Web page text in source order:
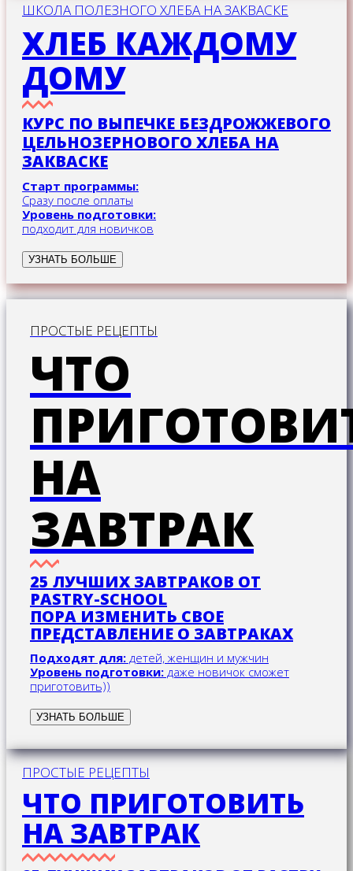
ШКОЛА ПОЛЕЗНОГО ХЛЕБА НА ЗАКВАСКЕ
ХЛЕБ КАЖДОМУ
ДОМУ
КУРС ПО ВЫПЕЧКЕ БЕЗДРОЖЖЕВОГО
ЦЕЛЬНОЗЕРНОВОГО ХЛЕБА НА
ЗАКВАСКЕ
Старт программы:
Сразу после оплаты
Уровень подготовки:
подходит для новичков
УЗНАТЬ БОЛЬШЕ
ПРОСТЫЕ РЕЦЕПТЫ
ЧТО
НА
ЗАВТРАК
25 ЛУЧШИХ ЗАВТРАКОВ ОТ
PASTRY-SCHOOL
ПОРА ИЗМЕНИТЬ СВОЕ
ПРЕДСТАВЛЕНИЕ О ЗАВТРАКАХ
Подходят для: детей, женщин и мужчин
Уровень подготовки: даже новичок сможет
приготовить))
УЗНАТЬ БОЛЬШЕ
ПРОСТЫЕ РЕЦЕПТЫ
ЧТО ПРИГОТОВИТЬ
НА ЗАВТРАК